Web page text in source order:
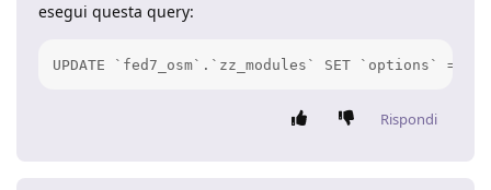
esegui questa query:
Rispondi